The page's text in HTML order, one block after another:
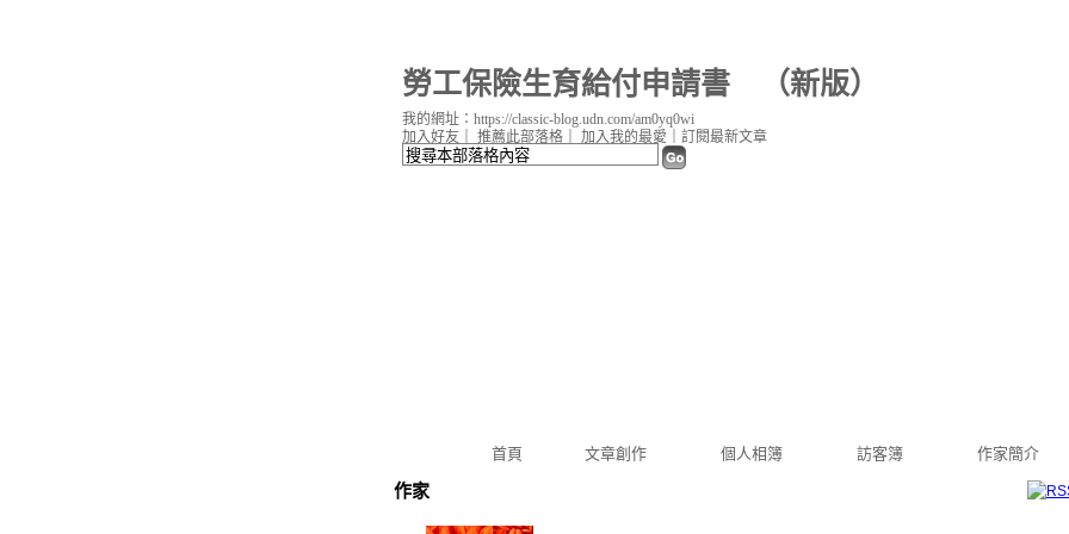
勞工保險生育給付申請書 （新版）
首頁 文章創作 個人相簿 訪客簿 作家簡介
加入好友 推薦此部落格 加入我的最愛 訂閱最新文章
我的網址：https://classic-blog.udn.com/am0yq0wi
作家